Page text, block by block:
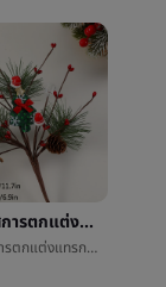
คริสต์มาสการตกแต่งแทรกสาขาหวายEchinaceaเกล็ดหิมะแทรกสาขาการตกแต่งห้องนั่งเล่นห้องนอนเครื่องประดับเสน่ห์ตกแต่ง
คริสต์มาสการตกแต่งแทรกสาขาหวายEchinaceaเกล็ดหิมะแทรกสาขาการตกแต่งห้องนั่งเล่นห้องนอนเครื่องประดับเสน่ห์ตกแต่ง